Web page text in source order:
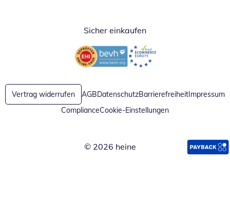
Sicher einkaufen
Öffnet in neuem FensterÖffnet in neuem Fenster
Vertrag widerrufen AGBDatenschutzBarrierefreiheitImpressum
ComplianceCookie-Einstellungen
© 2026 heine